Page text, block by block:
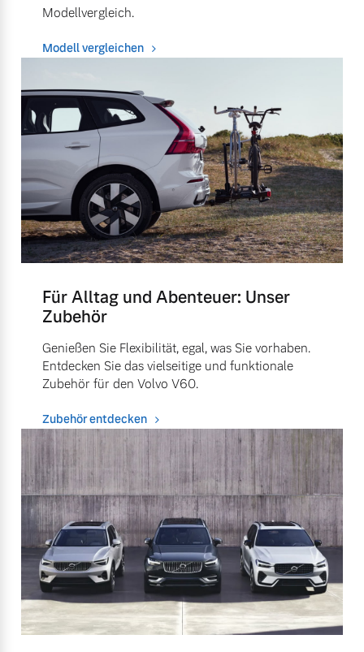
Modellvergleich.
Modell vergleichen
Für Alltag und Abenteuer: Unser
Zubehör
Genießen Sie Flexibilität, egal, was Sie vorhaben.
Entdecken Sie das vielseitige und funktionale
Zubehör für den Volvo V60.
Zubehör entdecken